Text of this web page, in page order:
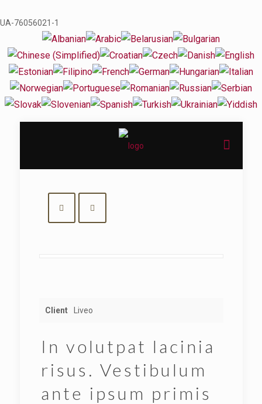
UA-76056021-1
Client Liveo
In volutpat lacinia
risus. Vestibulum
ante ipsum primis